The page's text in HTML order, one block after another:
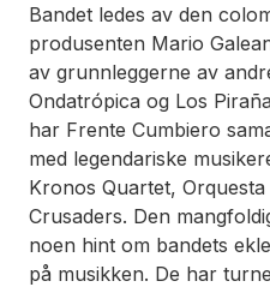
Bandet ledes av den
produsenten Mario
av grunnleggerne av
Ondatrópica og Los
har Frente Cumbiero
med legendariske
Kronos Quartet,
Crusaders. Den
noen hint om bandets
på musikken. De har